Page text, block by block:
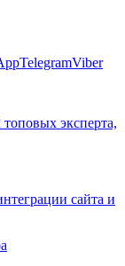
TelegramViber
эксперта,
сайта и